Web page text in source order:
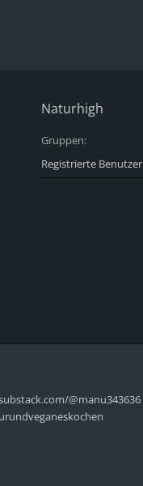
Naturhigh
Gruppen:
Registrierte Benutzer
@manu343636